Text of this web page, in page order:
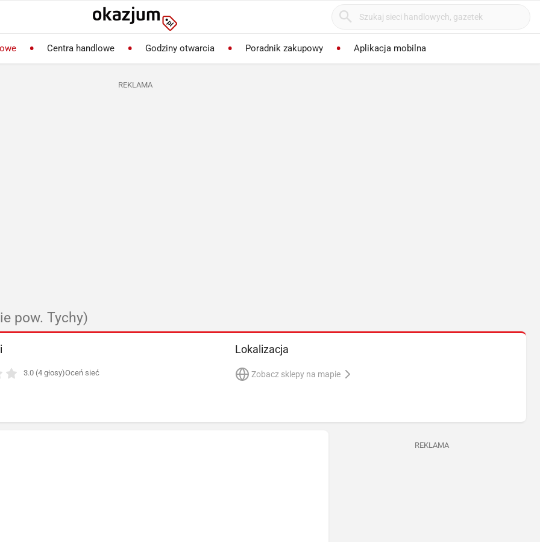
Centra handlowe Godziny otwarcia Poradnik zakupowy Aplikacja mobilna
REKLAMA
pow. Tychy)
3.0 (4 głosy)Oceń sieć
Lokalizacja
Zobacz sklepy na mapie
REKLAMA